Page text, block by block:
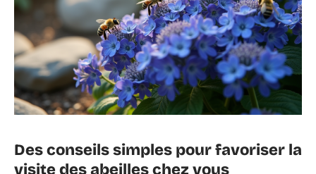
Des conseils simples pour favoriser la
visite des abeilles chez vous